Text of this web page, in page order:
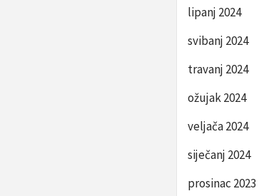
lipanj 2024
svibanj 2024
travanj 2024
ožujak 2024
veljača 2024
siječanj 2024
prosinac 2023